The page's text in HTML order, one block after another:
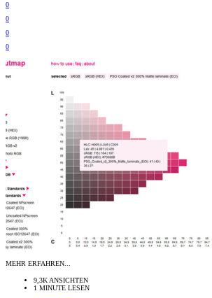
0
0
0
0
MEHR ERFAHREN...
9,3K ANSICHTEN
1 MINUTE LESEN